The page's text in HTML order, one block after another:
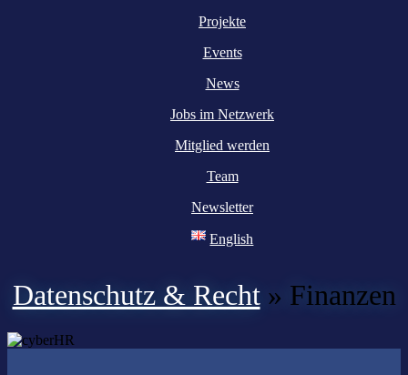
Projekte
Events
News
Jobs im Netzwerk
Mitglied werden
Team
Newsletter
English
Datenschutz & Recht» Finanzen